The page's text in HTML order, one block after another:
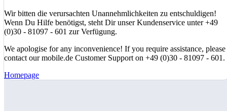
Wir bitten die verursachten Unannehmlichkeiten zu entschuldigen!
Wenn Du Hilfe benötigst, steht Dir unser Kundenservice unter +49
(0)30 - 81097 - 601 zur Verfügung.
We apologise for any inconvenience! If you require assistance, please
contact our mobile.de Customer Support on +49 (0)30 - 81097 - 601.
Homepage